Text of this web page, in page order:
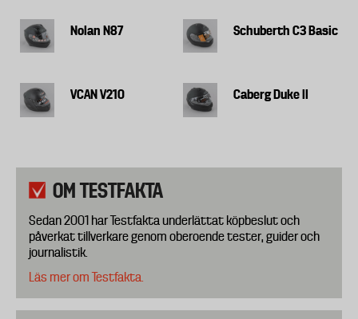
Nolan N87 Schuberth C3 Basic
VCAN V210 Caberg Duke II
OM TESTFAKTA
Sedan 2001 har Testfakta underlättat köpbeslut och
påverkat tillverkare genom oberoende tester, guider och
journalistik.
Läs mer om Testfakta.